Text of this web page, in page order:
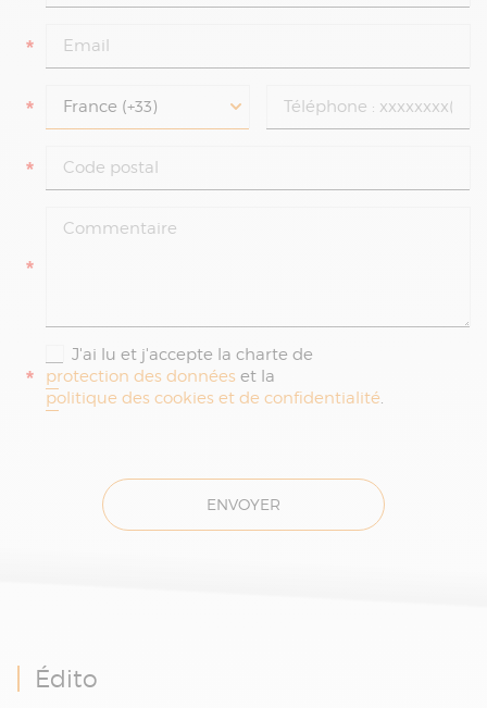
*
*
*
*
*
J'ai lu et j'accepte la charte de
protection des données et la
politique des cookies et de confidentialité.
ENVOYER
Édito